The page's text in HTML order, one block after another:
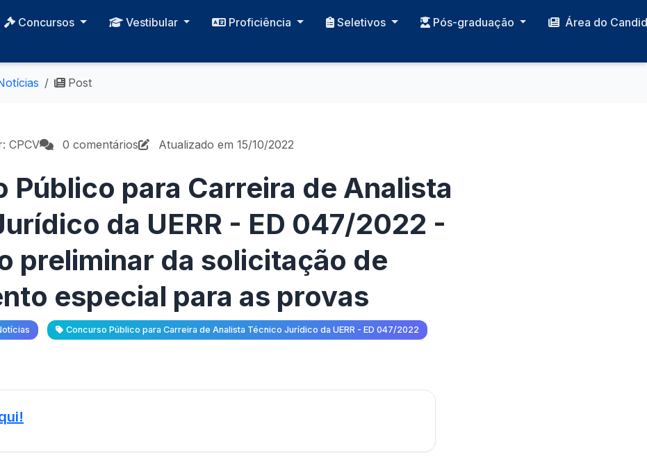
Concursos Vestibular Proficiência Seletivos Pós-graduação Área do
Post
CPCV 0 comentários Atualizado em 15/10/2022
Público para Carreira de Analista
da UERR - ED 047/2022 -
preliminar da solicitação de
especial para as provas
Concurso Público para Carreira de Analista Técnico Jurídico da UERR - ED 047/2022